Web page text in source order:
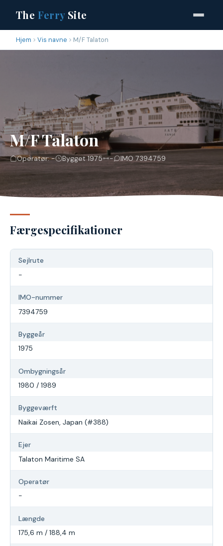
The FerrySite
Hjem Vis navne M/F Talaton
M/F Talaton
Operatør: - Bygget 1975 - IMO 7394759
Færgespecifikationer
Sejlrute
-
IMO-nummer
7394759
Byggeår
1975
Ombygningsår
1980 / 1989
Byggeværft
Naikai Zosen, Japan (#388)
Ejer
Talaton Maritime SA
Operatør
-
Længde
175,6 m / 188,4 m